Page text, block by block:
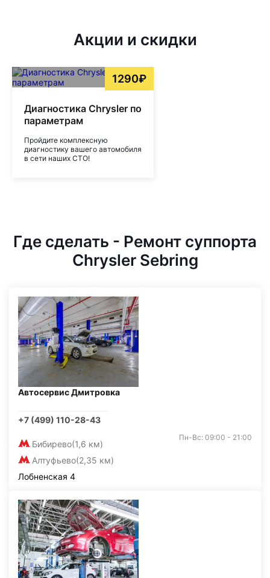
Акции и скидки
1290₽
Диагностика Chrysler по
параметрам
Пройдите комплексную
диагностику вашего автомобиля
в сети наших СТО!
Где сделать - Ремонт суппорта
Chrysler Sebring
Автосервис Дмитровка
+7 (499) 110-28-43
Бибирево(1,6 км)
Алтуфьево(2,35 км)
Пн-Вс: 09:00 - 21:00
Лобненская 4